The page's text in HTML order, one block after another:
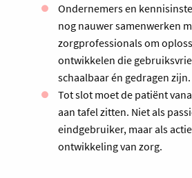
Ondernemers en
nog nauwer samenwerken
zorgprofessionals om
ontwikkelen die
schaalbaar én gedragen zijn.
Tot slot moet de patiënt
aan tafel zitten. Niet als
eindgebruiker, maar als
ontwikkeling van zorg.